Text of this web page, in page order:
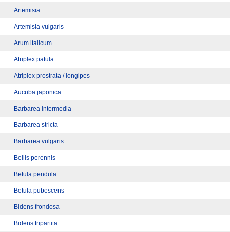
Artemisia
Artemisia vulgaris
Arum italicum
Atriplex patula
Atriplex prostrata / longipes
Aucuba japonica
Barbarea intermedia
Barbarea stricta
Barbarea vulgaris
Bellis perennis
Betula pendula
Betula pubescens
Bidens frondosa
Bidens tripartita